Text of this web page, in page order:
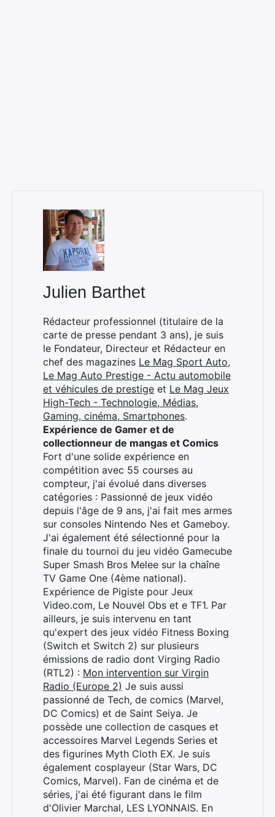
Julien Barthet
Rédacteur professionnel (titulaire de la
carte de presse pendant 3 ans), je suis
le Fondateur, Directeur et Rédacteur en
chef des magazines Le Mag Sport Auto,
Le Mag Auto Prestige - Actu automobile
et véhicules de prestige et Le Mag Jeux
High-Tech - Technologie, Médias,
Gaming, cinéma, Smartphones.
Expérience de Gamer et de
collectionneur de mangas et Comics
Fort d'une solide expérience en
compétition avec 55 courses au
compteur, j'ai évolué dans diverses
catégories : Passionné de jeux vidéo
depuis l'âge de 9 ans, j'ai fait mes armes
sur consoles Nintendo Nes et Gameboy.
J'ai également été sélectionné pour la
finale du tournoi du jeu vidéo Gamecube
Super Smash Bros Melee sur la chaîne
TV Game One (4ème national).
Expérience de Pigiste pour Jeux
Video.com, Le Nouvel Obs et e TF1. Par
ailleurs, je suis intervenu en tant
qu'expert des jeux vidéo Fitness Boxing
(Switch et Switch 2) sur plusieurs
émissions de radio dont Virging Radio
(RTL2) : Mon intervention sur Virgin
Radio (Europe 2) Je suis aussi
passionné de Tech, de comics (Marvel,
DC Comics) et de Saint Seiya. Je
possède une collection de casques et
accessoires Marvel Legends Series et
des figurines Myth Cloth EX. Je suis
également cosplayeur (Star Wars, DC
Comics, Marvel). Fan de cinéma et de
séries, j'ai été figurant dans le film
d'Olivier Marchal, LES LYONNAIS. En